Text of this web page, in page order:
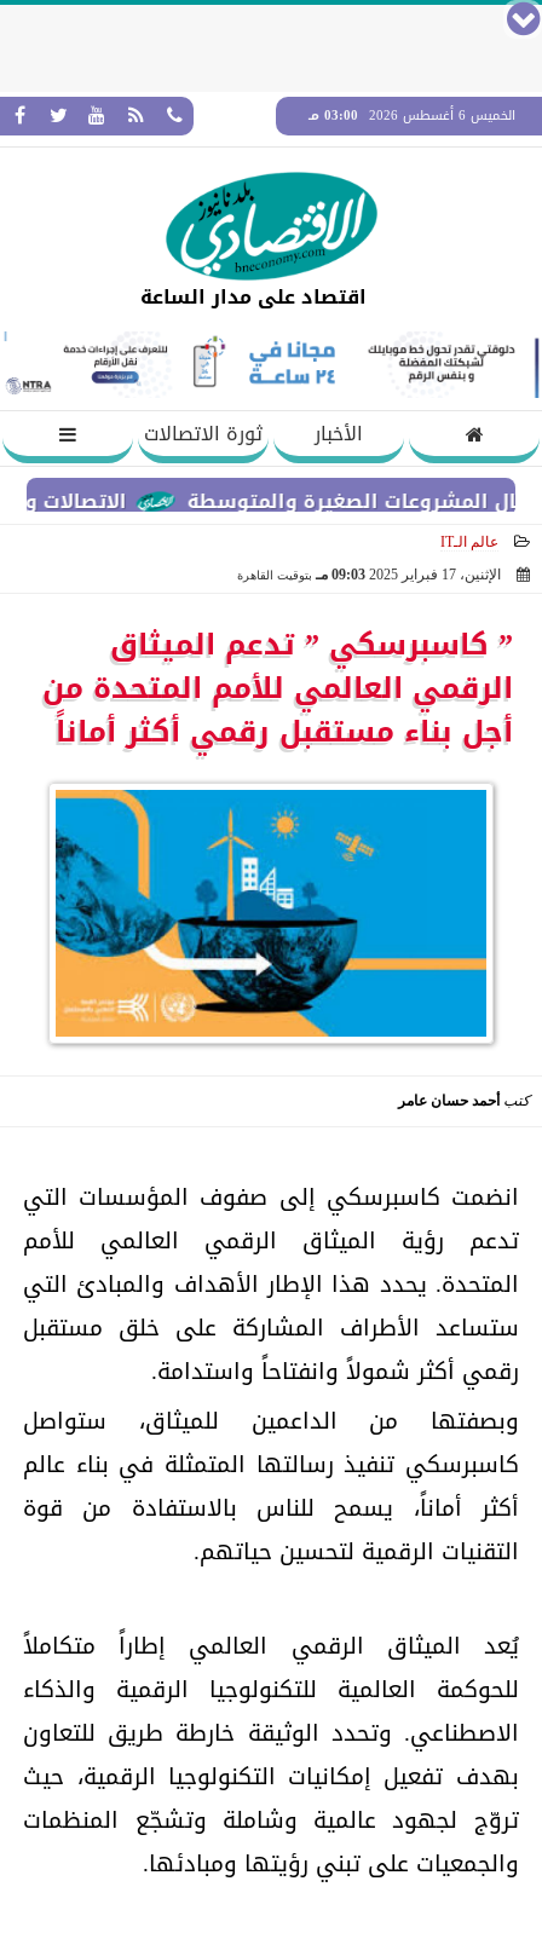
الخميس 6 أغسطس 2026 03:00 مـ
اقتصاد على مدار الساعة
الأخبار
ثورة الاتصالات
الاتصالات والتعليم
عالم الـIT
الإثنين، 17 فبراير 2025
09:03 مـ بتوقيت القاهرة
” كاسبرسكي ” تدعم الميثاق
الرقمي العالمي للأمم المتحدة من
أجل بناء مستقبل رقمي أكثر أماناً
كتبأحمد حسان عامر
انضمت كاسبرسكي إلى صفوف المؤسسات التي
تدعم رؤية الميثاق الرقمي العالمي للأمم
المتحدة. يحدد هذا الإطار الأهداف والمبادئ التي
ستساعد الأطراف المشاركة على خلق مستقبل
رقمي أكثر شمولاً وانفتاحاً واستدامة.
وبصفتها من الداعمين للميثاق، ستواصل
كاسبرسكي تنفيذ رسالتها المتمثلة في بناء عالم
أكثر أماناً، يسمح للناس بالاستفادة من قوة
التقنيات الرقمية لتحسين حياتهم.
يُعد الميثاق الرقمي العالمي إطاراً متكاملاً
للحوكمة العالمية للتكنولوجيا الرقمية والذكاء
الاصطناعي. وتحدد الوثيقة خارطة طريق للتعاون
بهدف تفعيل إمكانيات التكنولوجيا الرقمية، حيث
تروّج لجهود عالمية وشاملة وتشجّع المنظمات
والجمعيات على تبني رؤيتها ومبادئها.